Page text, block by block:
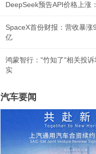
DeepSeek预告API价格上涨
SpaceX首份财报：营收暴涨
亿
鸿蒙智行："竹知了"相关投
实
汽车要闻